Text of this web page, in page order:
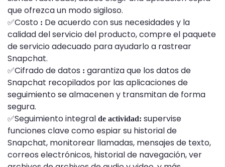
que ofrezca un modo sigiloso.
✅Costo : De acuerdo con sus necesidades y la
calidad del servicio del producto, compre el paquete
de servicio adecuado para ayudarlo a rastrear
Snapchat.
✅Cifrado de datos : garantiza que los datos de
Snapchat recopilados por las aplicaciones de
seguimiento se almacenen y transmitan de forma
segura.
✅Seguimiento integral de actividad: supervise
funciones clave como espiar su historial de
Snapchat, monitorear llamadas, mensajes de texto,
correos electrónicos, historial de navegación, ver